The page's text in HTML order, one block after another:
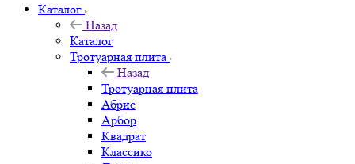
Каталог
Назад
Каталог
Тротуарная плита
Назад
Тротуарная плита
Абрис
Арбор
Квадрат
Классико